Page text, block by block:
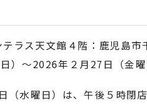
ラス天文館４階：鹿児島市
）～2026年２月27日（金曜
（水曜日）は、午後５時